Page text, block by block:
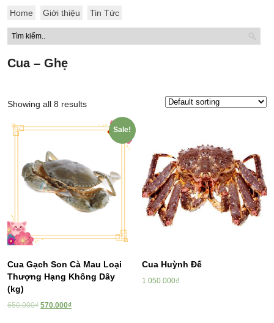
Home Giới thiệu Tin Tức
Cua – Ghẹ
Showing all 8 results
Sale!
Cua Gạch Son Cà Mau Loại
Thượng Hạng Không Dây
(kg)
650.000₫ 570.000₫
Cua Huỳnh Đế
1.050.000₫